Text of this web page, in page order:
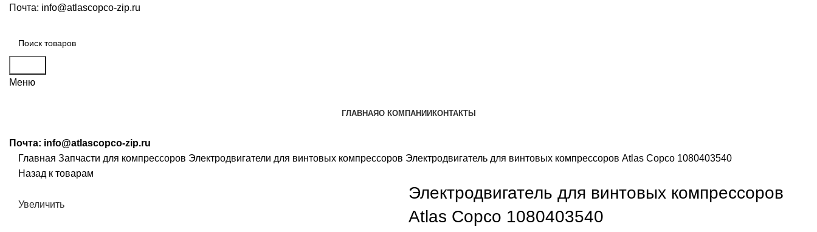
Почта: info@atlascopco-zip.ru
Меню
ГЛАВНАЯО КОМПАНИИ КОНТАКТЫ
Почта: info@atlascopco-zip.ru
Главная Запчасти для компрессоров Электродвигатели для винтовых компрессоров Электродвигатель для винтовых компрессоров Atlas Copco 1080403540
Назад к товарам
Увеличить
Электродвигатель для винтовых компрессоров
Atlas Copco 1080403540